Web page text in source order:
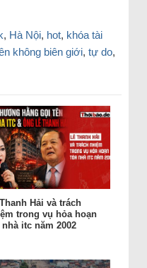
, Hà Nội, hot, khóa tài
không biên giới, tự do,
Hải và trách
trong vụ hỏa hoạn
nhà itc năm 2002